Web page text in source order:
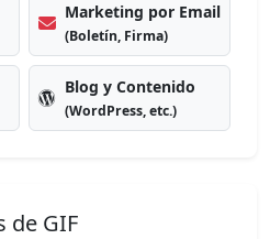
Marketing por Email
(Boletín, Firma)
Blog y Contenido
(WordPress, etc.)
de GIF